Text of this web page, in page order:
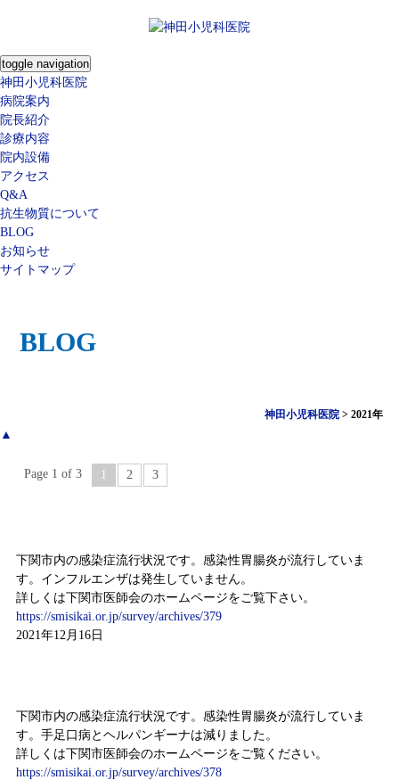
toggle navigation
神田小児科医院
病院案内
院長紹介
診療内容
院内設備
アクセス
Q&A
抗生物質について
BLOG
お知らせ
サイトマップ
BLOG
神田小児科医院 >2021年
▲
Page 1 of 3 1 2 3
下関市内の感染症流行状況です。感染性胃腸炎が流行していま
す。インフルエンザは発生していません。
詳しくは下関市医師会のホームページをご覧下さい。
https://smisikai.or.jp/survey/archives/379
2021年12月16日
下関市内の感染症流行状況です。感染性胃腸炎が流行していま
す。手足口病とヘルパンギーナは減りました。
詳しくは下関市医師会のホームページをご覧ください。
https://smisikai.or.jp/survey/archives/378